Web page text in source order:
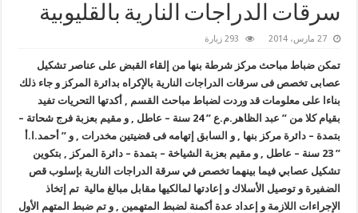
سرقات الدراجات النارية بالقليوبية
27 مارس، 2014 293 زيارة
تمكن ضباط مباحث مركز شرطة بنهامن إلقاء القبض على عناصر تشكيل
عصابى تخصص فى سرقات الدراجات النارية بالإكراه بدائرة المركز و جاء ذلك
بناءا على معلومات قد وردت لضباط مباحث القسم , أكدتها التحريات تفيد
بقيام كلا من ” عبد الظاهر.م.ع ” 24 سنة – عاطل , و مقيم بعزبة فرج شحاتة –
بتمدة – دائرة مركز بنها , و السابق إتهامه فى قضيتين مخدرات , و ” أحمد.ا.أ
” 23 سنة – عاطل , و مقيم بعزبة الشياخة – بتمدة – دائرة المركز , بتكوين
تشكيل عصابي فيما بينهما تخصص في سرقة الدراجات النارية بإسلوب قص
الضفيرة و توصيل الأسلاك و إعادتها لمالكيها مقابل مبالغ مالية تم إتخاذ
الإجراءات اللازمة و إعداد عدة أكمنة لضبط المتهمين , و تم ضبط المتهم الأول